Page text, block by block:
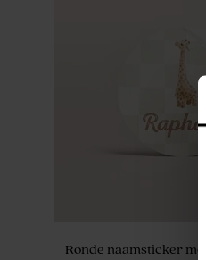
Ronde naamsticker